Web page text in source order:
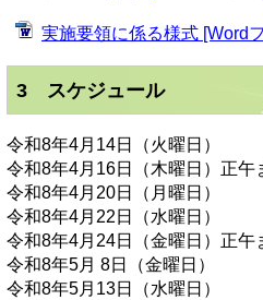
実施要領に係る様式 [Word
3 スケジュール
令和8年4月14日（火曜日
令和8年4月16日（木曜日）正
令和8年4月20日（月曜
令和8年4月22日（水曜日
令和8年4月24日（金曜日）正午
令和8年5月 8日（金曜日
令和8年5月13日（水曜日